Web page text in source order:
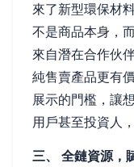
來了新型環保材
不是商品本身，
來自潛在合作伙
純售賣產品更有
展示的門檻，讓
用戶甚至投資人
三、 全鏈資源，